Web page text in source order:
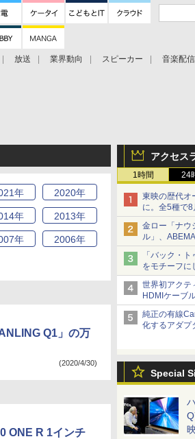
放送 業界動向 スピーカー
音楽配信
アクセス
1時間 24
東映の歴代オ
に。全5種で
金ロー「ナウ
ル」、
など。夏の特
「バック・
をモチーフに
世界初アクテ
HDMIケーブ
から
純正の有線
化するアダプ
Special
年 2020年
年 2013年
年 2006年
Q1」の万
(2020/4/30)
ONE R 1インチ